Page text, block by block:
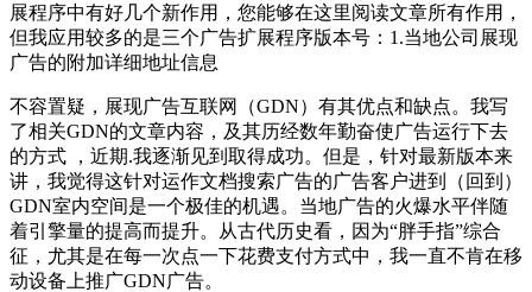
展程序中有好几个新作用，您能够在这里阅读文章所有作用，
但我应用较多的是三个广告扩展程序版本号：1.当地公司展现
广告的附加详细地址信息
不容置疑，展现广告互联网（GDN）有其优点和缺点。我写
了相关GDN的文章内容，及其历经数年勤奋使广告运行下去
的方式 ，近期.我逐渐见到取得成功。但是，针对最新版本来
讲，我觉得这针对运作文档搜索广告的广告客户进到（回到）
GDN室内空间是一个极佳的机遇。当地广告的火爆水平伴随
着引擎量的提高而提升。从古代历史看，因为“胖手指”综合
征，尤其是在每一次点一下花费支付方式中，我一直不肯在移
动设备上推广GDN广告。